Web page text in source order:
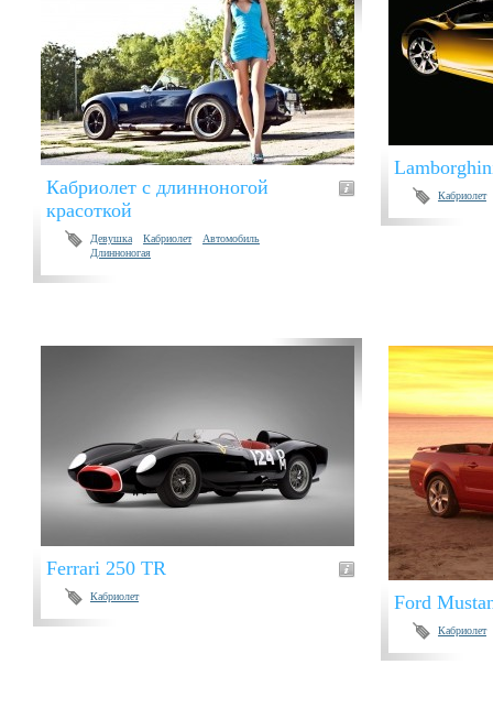
Кабриолет с длинноногой
красоткой
Девушка Кабриолет
Автомобиль
Длинноногая
Кабриолет
Ferrari 250 TR
Кабриолет Ford
Кабриолет